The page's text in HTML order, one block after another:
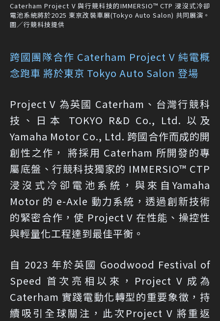
Caterham Project V 與行競科技的IMMERSIO™ CTP 浸沒式冷卻
電池系統將於2025 東京改裝車展(Tokyo Auto Salon) 共同展演。
圖／行競科技提供
跨國團隊合作 Caterham Project V 純電概
念跑車 將於東京 Tokyo Auto Salon 登場
Project V 為英國 Caterham、台灣行競科
技、日本 TOKYO R&D Co., Ltd. 以及
Yamaha Motor Co., Ltd. 跨國合作而成的開
創性之作， 將採用 Caterham 所開發的專
屬底盤、行競科技獨家的 IMMERSIO™ CTP
浸沒式冷卻電池系統，與來自Yamaha
Motor 的 e-Axle 動力系統，透過創新技術
的緊密合作，使 Project V 在性能、操控性
與輕量化工程達到最佳平衡。
自 2023 年於英國 Goodwood Festival of
Speed 首次亮相以來，Project V 成為
Caterham 實踐電動化轉型的重要象徵，持
續吸引全球關注，此次Project V 將重返